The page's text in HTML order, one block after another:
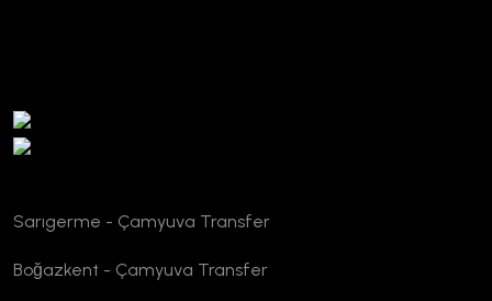
Sarıgerme - Çamyuva Transfer
Boğazkent - Çamyuva Transfer